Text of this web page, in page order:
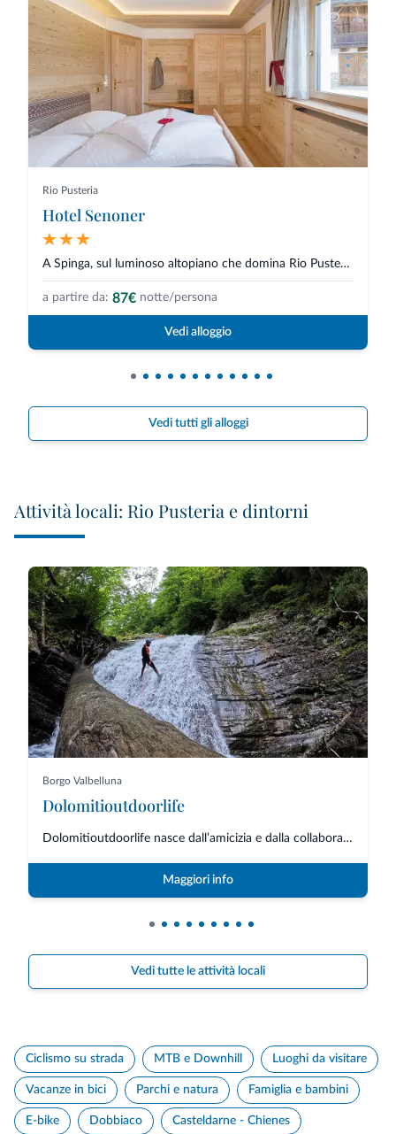
Rio Pusteria
Hotel Senoner
A Spinga, sul luminoso altopiano che domina Rio Pusteria, l’Hotel Senoner a...
a partire da: 87€ notte/persona
Vedi alloggio
Vedi tutti gli alloggi
Attività locali: Rio Pusteria e dintorni
Borgo Valbelluna
Dolomitioutdoorlife
Dolomitioutdoorlife nasce dall’amicizia e dalla collaborazione di professio...
Maggiori info
Vedi tutte le attività locali
Ciclismo su strada MTB e Downhill Luoghi da visitare
Vacanze in bici Parchi e natura Famiglia e bambini
E-bike Dobbiaco Casteldarne - Chienes